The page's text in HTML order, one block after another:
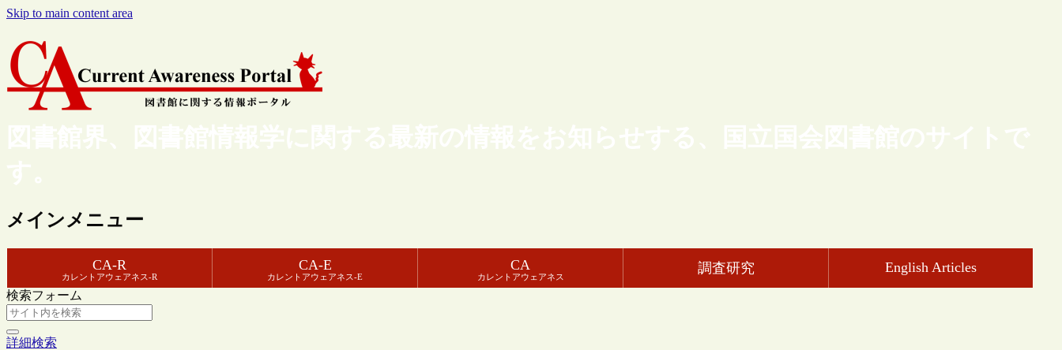
Skip to main content area
図書館界、図書館情報学に関する最新の情報をお知らせする、国立国会図書館のサイトで
す。
メインメニュー
CA-R
カレントアウェアネス-R
CA-E
カレントアウェアネス-E
CA
カレントアウェアネス
調査研究 English Articles
検索フォーム
詳細検索